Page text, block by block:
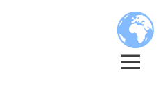
MENU